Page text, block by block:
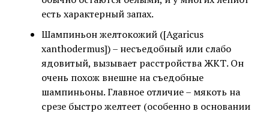
есть характерный запах.
Шампиньон желтокожий ([Agaricus
xanthodermus]) – несъедобный или слабо
ядовитый, вызывает расстройства ЖКТ. Он
очень похож внешне на съедобные
шампиньоны. Главное отличие – мякоть на
срезе быстро желтеет (особенно в основании